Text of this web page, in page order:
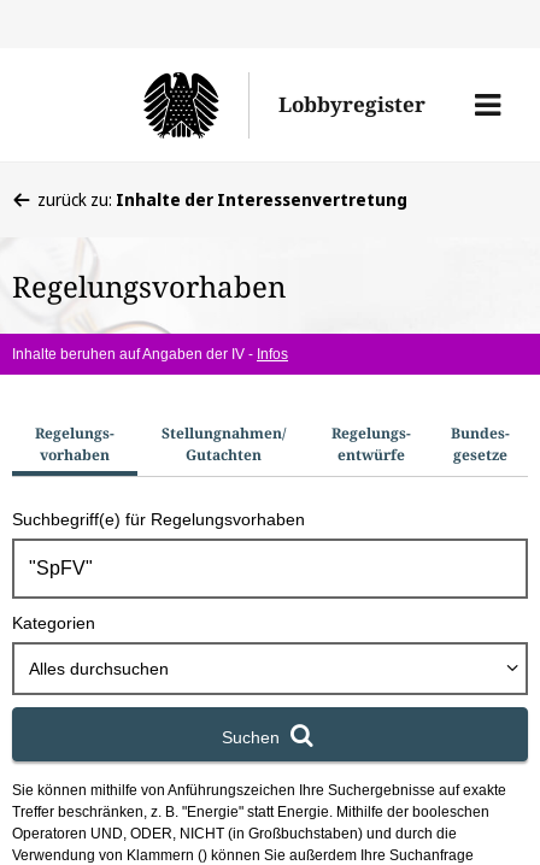
den
Lobbyregister
Menü
befinden
hier:
zurück zu: Inhalte der Interessenvertretung
Regelungsvorhaben
Inhalte beruhen auf Angaben der IV - Infos
u
c
h
o
Regelungs­
vorhaben
Stellungnahmen/​
Gutachten
Regelungs­
entwürfe
Bundes­
gesetze
Suchbegriff(e) für Regelungsvorhaben
Kategorien
Alles durchsuchen
Suchen
Sie können mithilfe von Anführungszeichen Ihre Suchergebnisse auf exakte
Treffer beschränken, z. B. "Energie" statt Energie. Mithilfe der booleschen
Operatoren UND, ODER, NICHT (in Großbuchstaben) und durch die
Verwendung von Klammern () können Sie außerdem Ihre Suchanfrage